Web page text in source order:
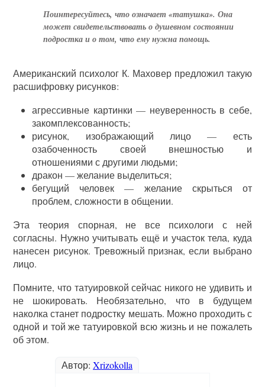
Поинтересуйтесь, что означает «татушка». Она
может свидетельствовать о душевном состоянии
подростка и о том, что ему нужна помощь.
Американский психолог К. Маховер предложил такую
расшифровку рисунков:
агрессивные картинки — неуверенность в себе,
закомплексованность;
рисунок, изображающий лицо — есть
озабоченность своей внешностью и
отношениями с другими людьми;
дракон — желание выделиться;
бегущий человек — желание скрыться от
проблем, сложности в общении.
Эта теория спорная, не все психологи с ней
согласны. Нужно учитывать ещё и участок тела, куда
нанесен рисунок. Тревожный признак, если выбрано
лицо.
Помните, что татуировкой сейчас никого не удивить и
не шокировать. Необязательно, что в будущем
наколка станет подростку мешать. Можно проходить с
одной и той же татуировкой всю жизнь и не пожалеть
об этом.
Автор: Xrizokolla